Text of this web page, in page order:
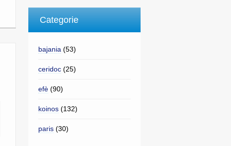
Categorie
bajania (53)
ceridoc(25)
efè(90)
koinos(132)
paris(30)